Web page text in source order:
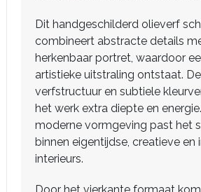
Dit handgeschilderd olieverf
combineert abstracte details
herkenbaar portret, waardoor
artistieke uitstraling ontstaat.
verfstructuur en subtiele
het werk extra diepte en
moderne vormgeving past het
binnen eigentijdse, creatieve en
interieurs.